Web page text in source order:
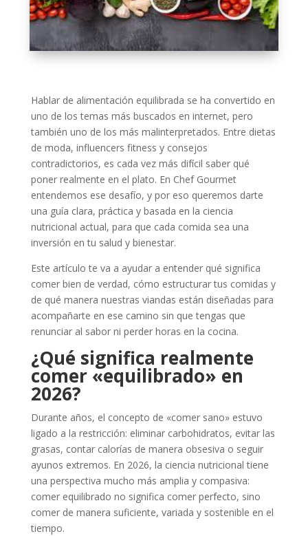
Hablar de alimentación equilibrada se ha convertido en
uno de los temas más buscados en internet, pero
también uno de los más malinterpretados. Entre dietas
de moda, influencers fitness y consejos
contradictorios, es cada vez más difícil saber qué
poner realmente en el plato. En Chef Gourmet
entendemos ese desafío, y por eso queremos darte
una guía clara, práctica y basada en la ciencia
nutricional actual, para que cada comida sea una
inversión en tu salud y bienestar.
Este artículo te va a ayudar a entender qué significa
comer bien de verdad, cómo estructurar tus comidas y
de qué manera nuestras viandas están diseñadas para
acompañarte en ese camino sin que tengas que
renunciar al sabor ni perder horas en la cocina.
¿Qué significa realmente
comer «equilibrado» en
2026?
Durante años, el concepto de «comer sano» estuvo
ligado a la restricción: eliminar carbohidratos, evitar las
grasas, contar calorías de manera obsesiva o seguir
ayunos extremos. En 2026, la ciencia nutricional tiene
una perspectiva mucho más amplia y compasiva:
comer equilibrado no significa comer perfecto, sino
comer de manera suficiente, variada y sostenible en el
tiempo.